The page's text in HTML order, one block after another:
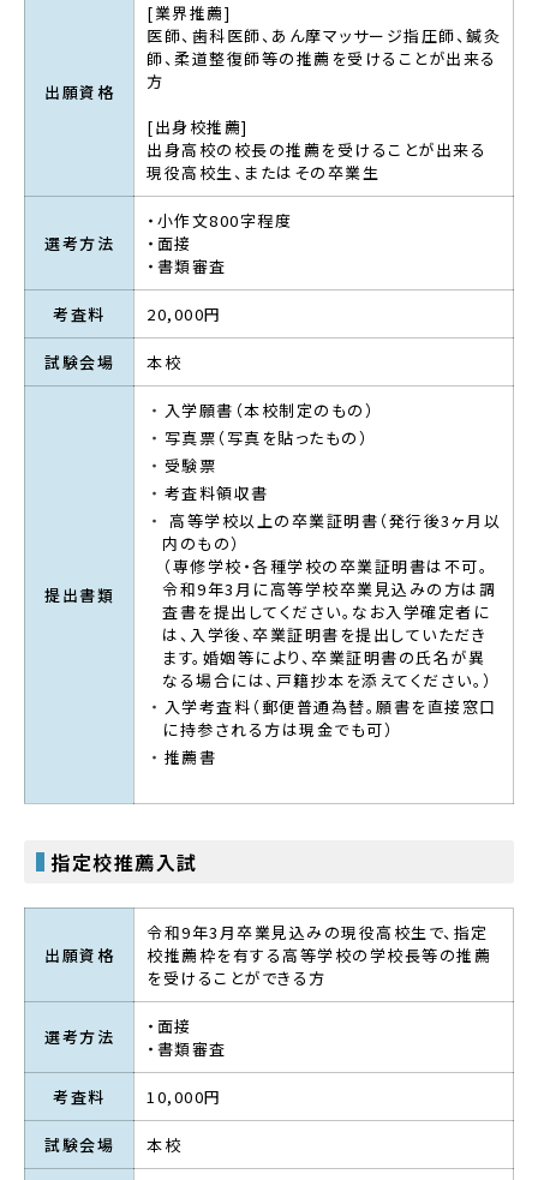
出願資格
[業界推薦]
医師、歯科医師、あん摩マッサージ指圧師、鍼灸
師、柔道整復師等の推薦を受けることが出来る
方
[出身校推薦]
出身高校の校長の推薦を受けることが出来る
現役高校生、またはその卒業生
選考方法
・小作文800字程度
・面接
・書類審査
考査料 20,000円
試験会場 本校
提出書類
入学願書（本校制定のもの）
写真票（写真を貼ったもの）
受験票
考査料領収書
高等学校以上の卒業証明書（発行後3ヶ月以
内のもの）
（専修学校・各種学校の卒業証明書は不可。
令和9年3月に高等学校卒業見込みの方は調
査書を提出してください。なお入学確定者に
は、入学後、卒業証明書を提出していただき
ます。婚姻等により、卒業証明書の氏名が異
なる場合には、戸籍抄本を添えてください。）
入学考査料（郵便普通為替。願書を直接窓口
に持参される方は現金でも可）
推薦書
指定校推薦入試
出願資格
令和9年3月卒業見込みの現役高校生で、指定
校推薦枠を有する高等学校の学校長等の推薦
を受けることができる方
選考方法
・面接
・書類審査
考査料 10,000円
試験会場 本校